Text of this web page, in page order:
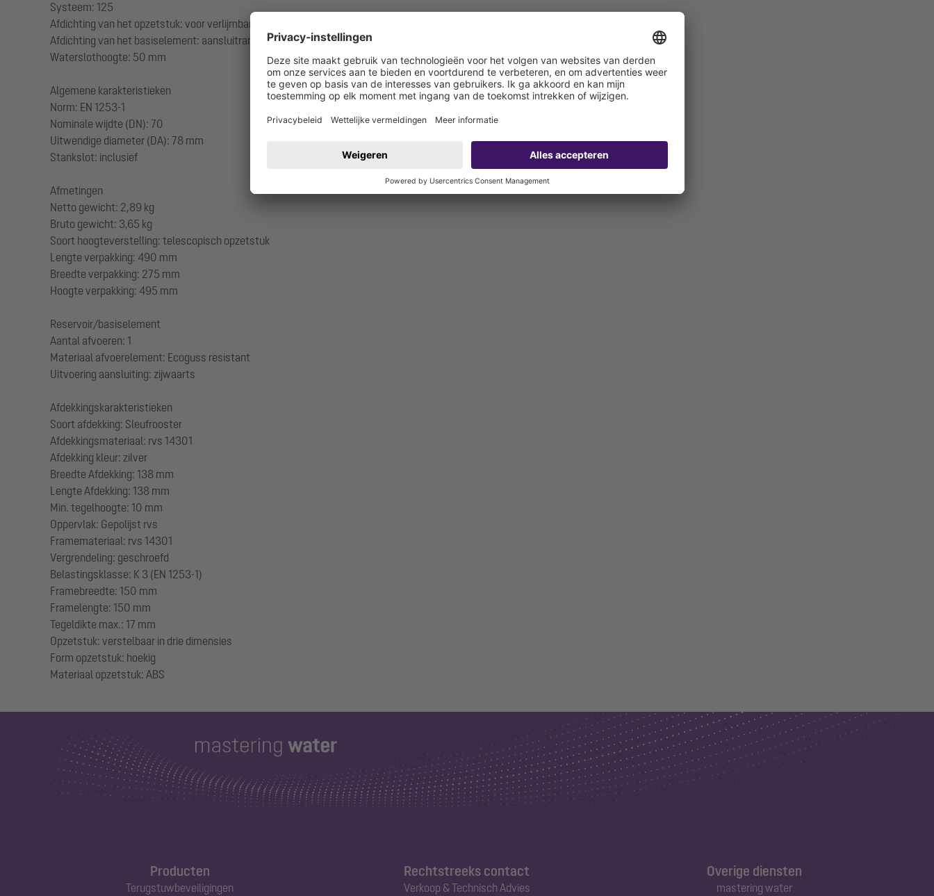
Systeem: 125
Afdichting van het opzetstuk: voor verlijmbare bijgeleverde dichtingsmanchet (bd) volgens DIN 18534
Afdichting van het basiselement: aansluitrand
Waterslothoogte: 50 mm
Algemene karakteristieken
Norm: EN 1253-1
Nominale wijdte (DN): 70
Uitwendige diameter (DA): 78 mm
Stankslot: inclusief
Afmetingen
Netto gewicht: 2,89 kg
Bruto gewicht: 3,65 kg
Soort hoogteverstelling: telescopisch opzetstuk
Lengte verpakking: 490 mm
Breedte verpakking: 275 mm
Hoogte verpakking: 495 mm
Reservoir/basiselement
Aantal afvoeren: 1
Materiaal afvoerelement: Ecoguss resistant
Uitvoering aansluiting: zijwaarts
Afdekkingskarakteristieken
Soort afdekking: Sleufrooster
Afdekkingsmateriaal: rvs 14301
Afdekking kleur: zilver
Breedte Afdekking: 138 mm
Lengte Afdekking: 138 mm
Min. tegelhoogte: 10 mm
Oppervlak: Gepolijst rvs
Framemateriaal: rvs 14301
Vergrendeling: geschroefd
Belastingsklasse: K 3 (EN 1253-1)
Framebreedte: 150 mm
Framelengte: 150 mm
Tegeldikte max.: 17 mm
Opzetstuk: verstelbaar in drie dimensies
Form opzetstuk: hoekig
Producten
Terugstuwbeveiligingen
Rechtstreeks contact
Verkoop & Technisch Advies
Overige diensten
mastering water